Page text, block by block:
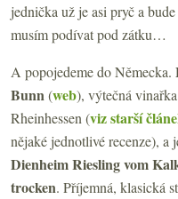
jednička už je asi pryč a
musím podívat pod zátku…
A popojedeme do Německa.
Bunn(web), výtečná
Rheinhessen (viz starší
nějaké jednotlivé recenze), a
Dienheim Riesling vom
trocken. Příjemná, klasická